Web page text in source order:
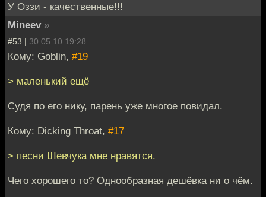
У Оззи - качественные!!!
Mineev »
#53 | 30.05.10 19:28
Кому: Goblin, #19
> маленький ещё
Судя по его нику, парень уже многое повидал.
Кому: Dicking Throat, #17
> песни Шевчука мне нравятся.
Чего хорошего то? Однообразная дешёвка ни о чём.